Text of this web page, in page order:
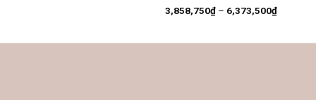
3,858,750₫ – 6,373,500₫Khoảng
giá:
đến